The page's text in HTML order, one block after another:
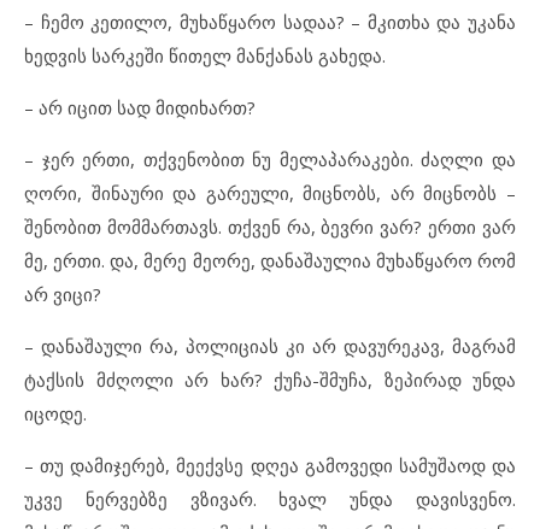
– ჩემო კეთილო, მუხაწყარო სადაა? – მკითხა და უკანა
ხედვის სარკეში წითელ მანქანას გახედა.
– არ იცით სად მიდიხართ?
– ჯერ ერთი, თქვენობით ნუ მელაპარაკები. ძაღლი და
ღორი, შინაური და გარეული, მიცნობს, არ მიცნობს –
შენობით მომმართავს. თქვენ რა, ბევრი ვარ? ერთი ვარ
მე, ერთი. და, მერე მეორე, დანაშაულია მუხაწყარო რომ
არ ვიცი?
– დანაშაული რა, პოლიციას კი არ დავურეკავ, მაგრამ
ტაქსის მძღოლი არ ხარ? ქუჩა-შმუჩა, ზეპირად უნდა
იცოდე.
– თუ დამიჯერებ, მეექვსე დღეა გამოვედი სამუშაოდ და
უკვე ნერვებზე ვზივარ. ხვალ უნდა დავისვენო.